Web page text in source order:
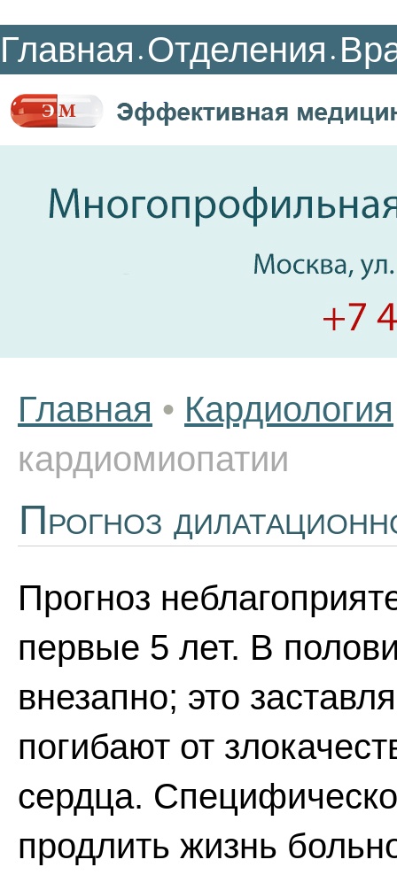
Главная • Отделения •
Главная • Кардиология
кардиомиопатии
Прогноз
Прогноз
первые 5 лет. В
внезапно; это
погибают от
сердца.
продлить жизнь